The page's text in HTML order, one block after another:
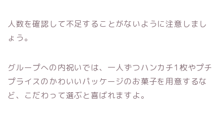
人数を確認して不足することがないように注意しまし
ょう。
グループへの内祝いでは、一人ずつハンカチ1枚やプチ
プライスのかわいいパッケージのお菓子を用意するな
ど、こだわって選ぶと喜ばれますよ。